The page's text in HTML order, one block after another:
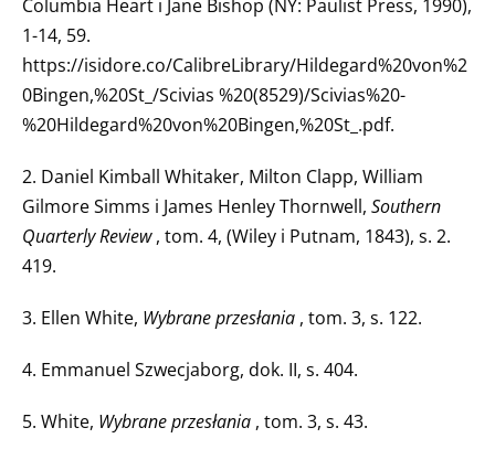
Columbia Heart i Jane Bishop (NY: Paulist Press, 1990),
1-14, 59.
https://isidore.co/CalibreLibrary/Hildegard%20von%2
0Bingen,%20St_/Scivias %20(8529)/Scivias%20-
%20Hildegard%20von%20Bingen,%20St_.pdf.
2. Daniel Kimball Whitaker, Milton Clapp, William
Gilmore Simms i James Henley Thornwell, Southern
Quarterly Review, tom. 4, (Wiley i Putnam, 1843), s. 2.
419.
3. Ellen White, Wybrane przesłania , tom. 3, s. 122.
4. Emmanuel Szwecjaborg, dok. II, s. 404.
5. White, Wybrane przesłania , tom. 3, s. 43.